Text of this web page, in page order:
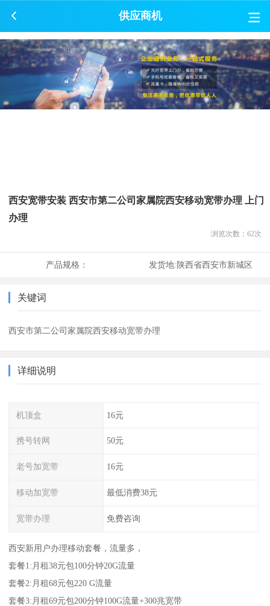
供应商机
西安宽带安装 西安市第二公司家属院西安移动宽带办理 上门
办理
浏览次数： 62次
产品规格： 发货地:陕西省西安市新城区
关键词
西安市第二公司家属院西安移动宽带办理
详细说明
机顶盒 16元
携号转网 50元
老号加宽带 16元
移动加宽带 最低消费38元
宽带办理 免费咨询
西安新用户办理移动套餐，流量多，
套餐1:月租38元包100分钟20G流量
套餐2:月租68元包220 G流量
套餐3:月租69元包200分钟100G流量+300兆宽带